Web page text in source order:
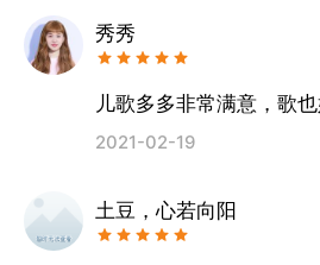
秀秀
儿歌多多非常满意，歌也
2021-02-19
土豆，心若向阳